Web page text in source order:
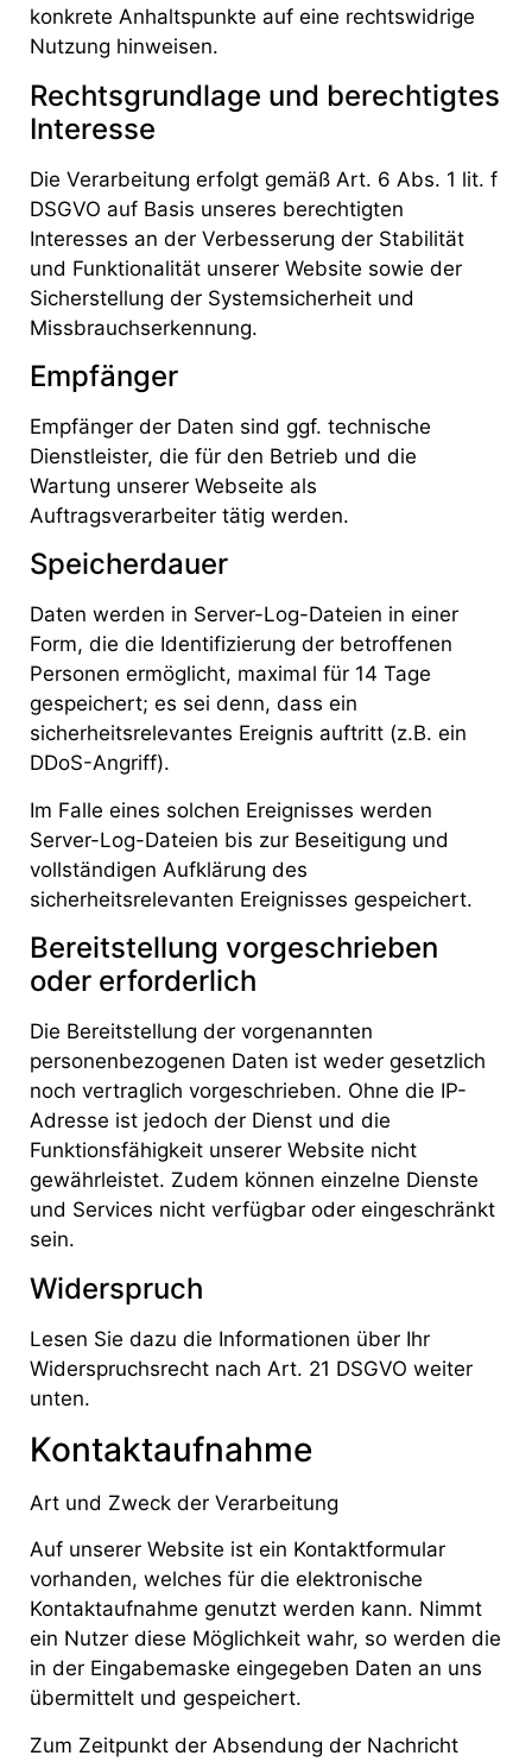
konkrete Anhaltspunkte auf eine rechtswidrige
Nutzung hinweisen.
Rechtsgrundlage und berechtigtes
Interesse
Die Verarbeitung erfolgt gemäß Art. 6 Abs. 1 lit. f
DSGVO auf Basis unseres berechtigten
Interesses an der Verbesserung der Stabilität
und Funktionalität unserer Website sowie der
Sicherstellung der Systemsicherheit und
Missbrauchserkennung.
Empfänger
Empfänger der Daten sind ggf. technische
Dienstleister, die für den Betrieb und die
Wartung unserer Webseite als
Auftragsverarbeiter tätig werden.
Speicherdauer
Daten werden in Server-Log-Dateien in einer
Form, die die Identifizierung der betroffenen
Personen ermöglicht, maximal für 14 Tage
gespeichert; es sei denn, dass ein
sicherheitsrelevantes Ereignis auftritt (z.B. ein
DDoS-Angriff).
Im Falle eines solchen Ereignisses werden
Server-Log-Dateien bis zur Beseitigung und
vollständigen Aufklärung des
sicherheitsrelevanten Ereignisses gespeichert.
Bereitstellung vorgeschrieben
oder erforderlich
Die Bereitstellung der vorgenannten
personenbezogenen Daten ist weder gesetzlich
noch vertraglich vorgeschrieben. Ohne die IP-
Adresse ist jedoch der Dienst und die
Funktionsfähigkeit unserer Website nicht
gewährleistet. Zudem können einzelne Dienste
und Services nicht verfügbar oder eingeschränkt
sein.
Widerspruch
Lesen Sie dazu die Informationen über Ihr
Widerspruchsrecht nach Art. 21 DSGVO weiter
unten.
Kontaktaufnahme
Art und Zweck der Verarbeitung
Auf unserer Website ist ein Kontaktformular
vorhanden, welches für die elektronische
Kontaktaufnahme genutzt werden kann. Nimmt
ein Nutzer diese Möglichkeit wahr, so werden die
in der Eingabemaske eingegeben Daten an uns
übermittelt und gespeichert.
Zum Zeitpunkt der Absendung der Nachricht